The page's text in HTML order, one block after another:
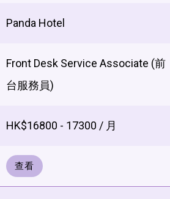
Panda Hotel
Front Desk Service Associate (前
台服務員)
HK$16800 - 17300 / 月
查看